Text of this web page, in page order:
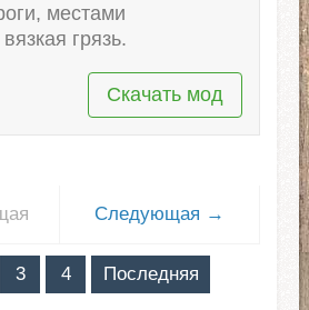
местами
грязь.
Скачать мод
Следующая →
3 4 Последняя